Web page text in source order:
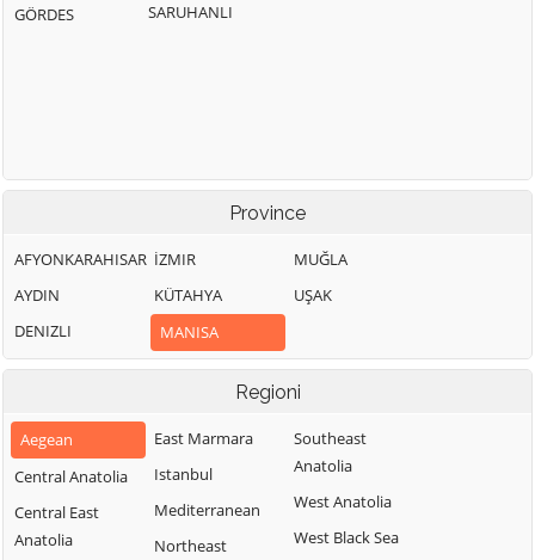
GÖRDES
SARUHANLI
Province
AFYONKARAHISAR
AYDIN
DENIZLI
İZMIR
KÜTAHYA
MANISA
MUĞLA
UŞAK
Regioni
Aegean
Central Anatolia
Central East
Anatolia
East Marmara
Istanbul
Mediterranean
Northeast
Southeast
Anatolia
West Anatolia
West Black Sea